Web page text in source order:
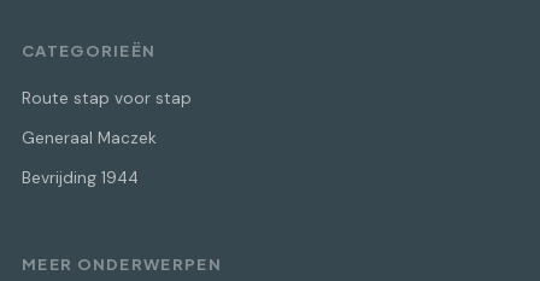
CATEGORIEËN
Route stap voor stap
Generaal Maczek
Bevrijding 1944
MEER ONDERWERPEN